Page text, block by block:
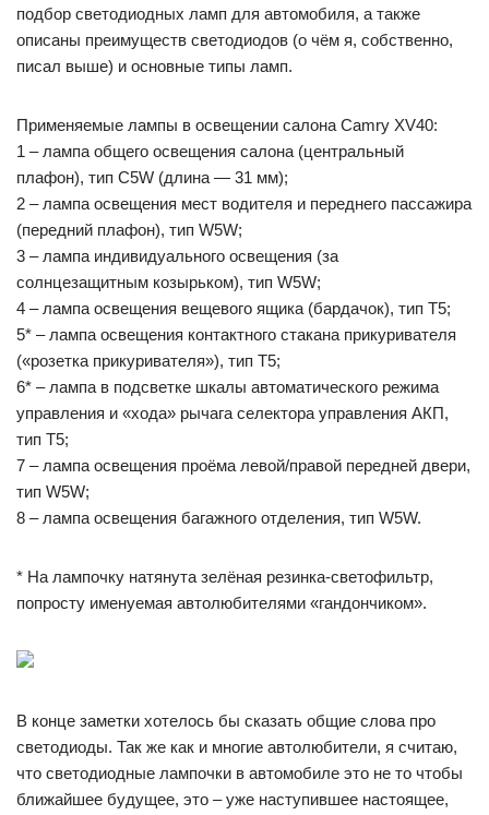
подбор светодиодных ламп для автомобиля, а также
описаны преимуществ светодиодов (о чём я, собственно,
писал выше) и основные типы ламп.
Применяемые лампы в освещении салона Camry XV40:
1 – лампа общего освещения салона (центральный
плафон), тип C5W (длина — 31 мм);
2 – лампа освещения мест водителя и переднего пассажира
(передний плафон), тип W5W;
3 – лампа индивидуального освещения (за
солнцезащитным козырьком), тип W5W;
4 – лампа освещения вещевого ящика (бардачок), тип Т5;
5* – лампа освещения контактного стакана прикуривателя
(«розетка прикуривателя»), тип Т5;
6* – лампа в подсветке шкалы автоматического режима
управления и «хода» рычага селектора управления АКП,
тип Т5;
7 – лампа освещения проёма левой/правой передней двери,
тип W5W;
8 – лампа освещения багажного отделения, тип W5W.
* На лампочку натянута зелёная резинка-светофильтр,
попросту именуемая автолюбителями «гандончиком».
В конце заметки хотелось бы сказать общие слова про
светодиоды. Так же как и многие автолюбители, я считаю,
что светодиодные лампочки в автомобиле это не то чтобы
ближайшее будущее, это – уже наступившее настоящее,